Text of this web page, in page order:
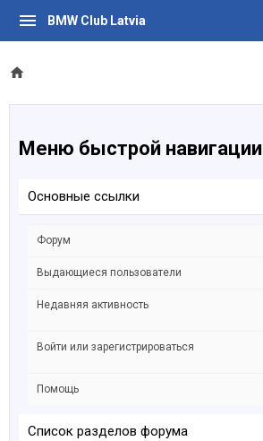
BMW Club Latvia
Меню быстрой навигации
Основные ссылки
Форум
Выдающиеся пользователи
Недавняя активность
Войти или зарегистрироваться
Помощь
Список разделов форума